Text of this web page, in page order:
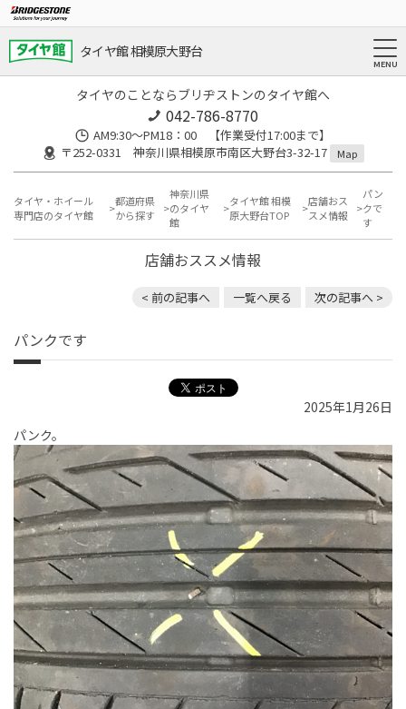
タイヤ館 相模原大野台
タイヤのことならブリヂストンのタイヤ館へ
042-786-8770
AM9:30～PM18：00 【作業受付17:00まで】
〒252-0331 神奈川県相模原市南区大野台3-32-17
Map
タイヤ・ホイール
専門店のタイヤ館
都道府県
から探す
神奈川県
のタイヤ
館
タイヤ館 相模
原大野台TOP
店舗おス
スメ情報
パン
クで
す
店舗おススメ情報
< 前の記事へ 一覧へ戻る 次の記事へ >
パンクです
2025年1月26日
パンク。